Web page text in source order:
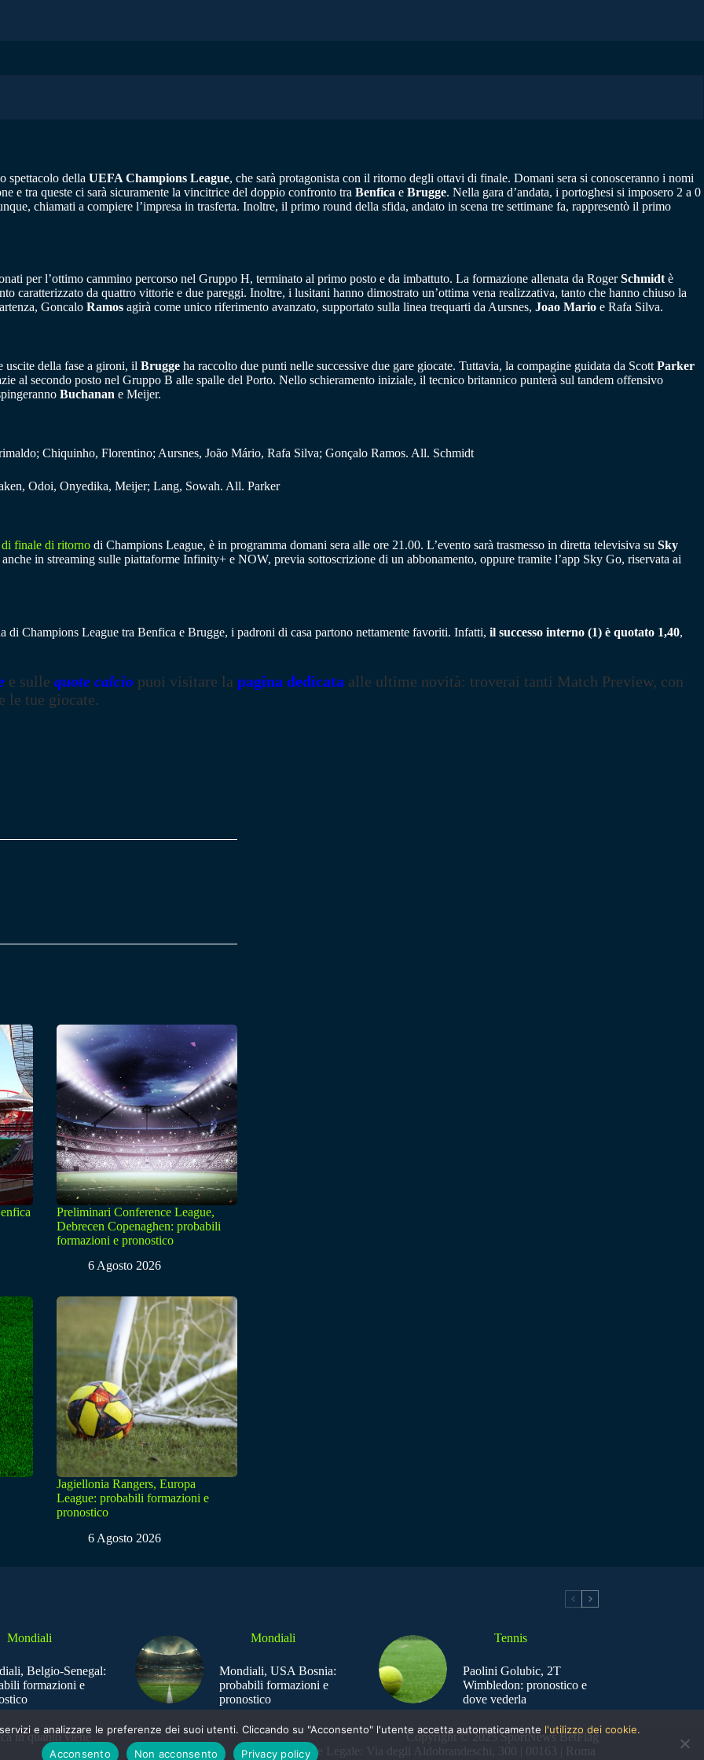
spettacolo della UEFA Champions League, che sarà protagonista con il ritorno degli ottavi di finale. Domani sera si conosceranno i nomi
e tra queste ci sarà sicuramente la vincitrice del doppio confronto tra Benfica e Brugge. Nella gara d’andata, i portoghesi si imposero 2 a 0
chiamati a compiere l’impresa in trasferta. Inoltre, il primo round della sfida, andato in scena tre settimane fa, rappresentò il primo
per l’ottimo cammino percorso nel Gruppo H, terminato al primo posto e da imbattuto. La formazione allenata da RogerSchmidtè
caratterizzato da quattro vittorie e due pareggi. Inoltre, i lusitani hanno dimostrato un’ottima vena realizzativa, tanto che hanno chiuso la
Goncalo Ramos agirà come unico riferimento avanzato, supportato sulla linea trequarti da Aursnes, Joao Mario e Rafa Silva.
uscite della fase a gironi, il Brugge ha raccolto due punti nelle successive due gare giocate. Tuttavia, la compagine guidata da Scott Parker
al secondo posto nel Gruppo B alle spalle del Porto. Nello schieramento iniziale, il tecnico britannico punterà sul tandem offensivo
Buchanan e Meijer.
Chiquinho, Florentino; Aursnes, João Mário, Rafa Silva; Gonçalo Ramos. All. Schmidt
Odoi, Onyedika, Meijer; Lang, Sowah. All. Parker
finale di ritorno di Champions League, è in programma domani sera alle ore 21.00. L’evento sarà trasmesso in diretta televisiva su Sky
in streaming sulle piattaforme Infinity+ e NOW, previa sottoscrizione di un abbonamento, oppure tramite l’app Sky Go, riservata ai
di Champions League tra Benfica e Brugge, i padroni di casa partono nettamente favoriti. Infatti, il successo interno (1) è quotato 1,40,
e sulle quote calcio puoi visitare la pagina dedicata alle ultime novità: troverai tanti Match Preview, con
le tue giocate.
Preliminari Conference League,
Debrecen Copenaghen: probabili
formazioni e pronostico
6 Agosto 2026
Jagiellonia Rangers, Europa
League: probabili formazioni e
pronostico
6 Agosto 2026
Mondiali
Belgio-Senegal:
formazioni e
Mondiali
Mondiali, USA Bosnia:
probabili formazioni e
pronostico
Tennis
Paolini Golubic, 2T
Wimbledon: pronostico e
dove vederla
in quanto viene
Copyright © 2025 SportNews BetFlag
Sede Legale: Via degli Aldobrandeschi, 300 | 00163 | Roma
e analizzare le preferenze dei suoi utenti. Cliccando su "Acconsento" l'utente accetta automaticamente l'utilizzo dei cookie.
Acconsento
Non acconsento Privacy policy